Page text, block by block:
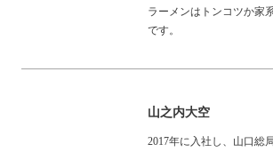
ラーメンはトンコツか家
です。
山之内大空
2017年に入社し、山口総